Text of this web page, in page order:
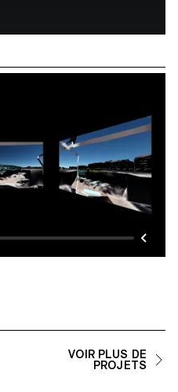
VOIR PLUS DE
PROJETS